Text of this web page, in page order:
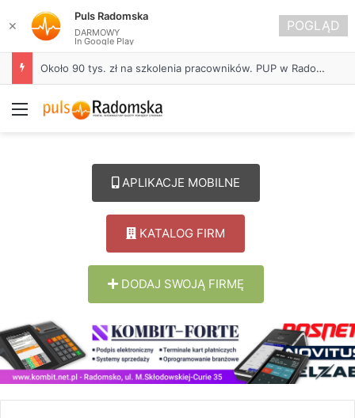
Około 90 tys. zł na szkolenia pracowników. PUP w Radomsku ogłasza nabór wniosków
Menu
APLIKACJE MOBILNE
KATALOG FIRM
DODAJ SWOJĄ FIRMĘ
✕
Puls Radomska
DARMOWY
In Google Play
POGLĄD